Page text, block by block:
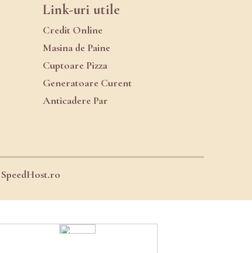
Link-uri utile
Credit Online
Masina de Paine
Cuptoare Pizza
Generatoare Curent
Anticadere Par
SpeedHost.ro